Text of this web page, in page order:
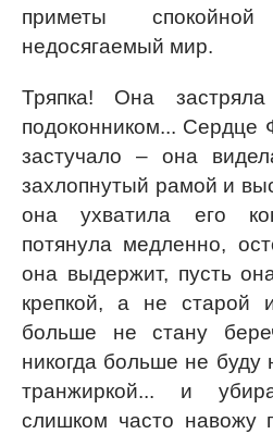
приметы спокойной
недосягаемый мир.
Тряпка! Она
подоконником... Сердце
застучало – она
захлопнутый рамой и
она ухватила его
потянула медленно,
она выдержит, пусть
крепкой, а не старой
больше не стану
никогда больше не буду
транжиркой... и
слишком часто навожу